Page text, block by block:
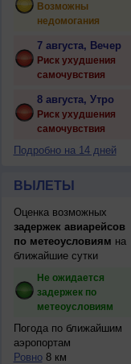
Возможны
недомогания
7 августа, Вечер
Риск ухудшения
самочувствия
8 августа, Утро
Риск ухудшения
самочувствия
Подробно на 14 дней
ВЫЛЕТЫ
Оценка возможных
задержек авиарейсов
по метеоусловиям на
ближайшие сутки
Не ожидается
задержек по
метеоусловиям
Погода по ближайшим
аэропортам
Ровно8 км